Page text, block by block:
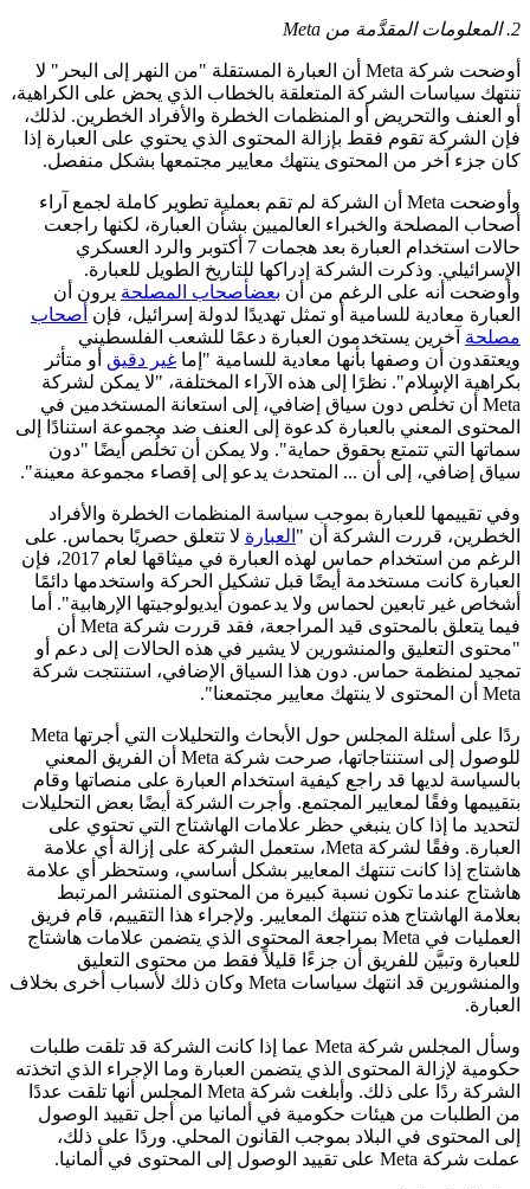
2. المعلومات المقدَّمة من Meta
أوضحت شركة Meta أن العبارة المستقلة "من النهر إلى البحر" لا
تنتهك سياسات الشركة المتعلقة بالخطاب الذي يحض على الكراهية،
أو العنف والتحريض أو المنظمات الخطرة والأفراد الخطرين. لذلك،
فإن الشركة تقوم فقط بإزالة المحتوى الذي يحتوي على العبارة إذا
كان جزء آخر من المحتوى ينتهك معايير مجتمعها بشكل منفصل.
وأوضحت Meta أن الشركة لم تقم بعملية تطوير كاملة لجمع آراء
أصحاب المصلحة والخبراء العالميين بشأن العبارة، لكنها راجعت
حالات استخدام العبارة بعد هجمات 7 أكتوبر والرد العسكري
الإسرائيلي. وذكرت الشركة إدراكها للتاريخ الطويل للعبارة.
وأوضحت أنه على الرغم من أن بعضأصحاب المصلحة يرون أن
العبارة معادية للسامية أو تمثل تهديدًا لدولة إسرائيل، فإن أصحاب
مصلحة آخرين يستخدمون العبارة دعمًا للشعب الفلسطيني
ويعتقدون أن وصفها بأنها معادية للسامية "إما غير دقيق أو متأثر
بكراهية الإسلام". نظرًا إلى هذه الآراء المختلفة، "لا يمكن لشركة
Meta أن تخلُص دون سياق إضافي، إلى استعانة المستخدمين في
المحتوى المعني بالعبارة كدعوة إلى العنف ضد مجموعة استنادًا إلى
سماتها التي تتمتع بحقوق حماية". ولا يمكن أن تخلُص أيضًا "دون
سياق إضافي، إلى أن ... المتحدث يدعو إلى إقصاء مجموعة معينة".
وفي تقييمها للعبارة بموجب سياسة المنظمات الخطرة والأفراد
الخطرين، قررت الشركة أن " العبارة لا تتعلق حصريًا بحماس. على
الرغم من استخدام حماس لهذه العبارة في ميثاقها لعام 2017، فإن
العبارة كانت مستخدمة أيضًا قبل تشكيل الحركة واستخدمها دائمًا
أشخاص غير تابعين لحماس ولا يدعمون أيديولوجيتها الإرهابية". أما
فيما يتعلق بالمحتوى قيد المراجعة، فقد قررت شركة Meta أن
"محتوى التعليق والمنشورين لا يشير في هذه الحالات إلى دعم أو
تمجيد لمنظمة حماس. دون هذا السياق الإضافي، استنتجت شركة
Meta أن المحتوى لا ينتهك معايير مجتمعنا".
ردًا على أسئلة المجلس حول الأبحاث والتحليلات التي أجرتها Meta
للوصول إلى استنتاجاتها، صرحت شركة Meta أن الفريق المعني
بالسياسة لديها قد راجع كيفية استخدام العبارة على منصاتها وقام
بتقييمها وفقًا لمعايير المجتمع. وأجرت الشركة أيضًا بعض التحليلات
لتحديد ما إذا كان ينبغي حظر علامات الهاشتاج التي تحتوي على
العبارة. وفقًا لشركة Meta، ستعمل الشركة على إزالة أي علامة
هاشتاج إذا كانت تنتهك المعايير بشكل أساسي، وستحظر أي علامة
هاشتاج عندما تكون نسبة كبيرة من المحتوى المنتشر المرتبط
بعلامة الهاشتاج هذه تنتهك المعايير. ولإجراء هذا التقييم، قام فريق
العمليات في Meta بمراجعة المحتوى الذي يتضمن علامات هاشتاج
للعبارة وتبيَّن للفريق أن جزءًا قليلاً فقط من محتوى التعليق
والمنشورين قد انتهك سياسات Meta وكان ذلك لأسباب أخرى بخلاف
العبارة.
وسأل المجلس شركة Meta عما إذا كانت الشركة قد تلقت طلبات
حكومية لإزالة المحتوى الذي يتضمن العبارة وما الإجراء الذي اتخذته
الشركة ردًا على ذلك. وأبلغت شركة Meta المجلس أنها تلقت عددًا
من الطلبات من هيئات حكومية في ألمانيا من أجل تقييد الوصول
إلى المحتوى في البلاد بموجب القانون المحلي. وردًا على ذلك،
عملت شركة Meta على تقييد الوصول إلى المحتوى في ألمانيا.